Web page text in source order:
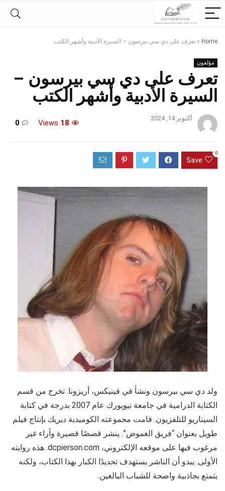
Home
» تعرف على دي سي بيرسون – السيرة الأدبية وأشهر الكتب
مؤلفون
تعرف على دي سي بيرسون –
السيرة الأدبية وأشهر الكتب
أكتوبر 14, 2024
18
0
Save
0
ولد دي سي بيرسون ونشأ في فينيكس، أريزونا. تخرج من قسم
الكتابة الدرامية في جامعة نيويورك عام 2007 بدرجة في كتابة
السيناريو للتلفزيون. قامت مجموعته الكوميدية ديريك بإنتاج فيلم
طويل بعنوان “فريق الغموض”. ينشر قصصًا قصيرة وآراء غير
مرغوب فيها على موقعه الإلكتروني، dcpierson.com. هذه روايته
الأولى. يبدو أن الناشر يستهدف تحديدًا الكبار بهذا الكتاب، ولكنه
يتمتع بجاذبية واضحة للشباب البالغين.